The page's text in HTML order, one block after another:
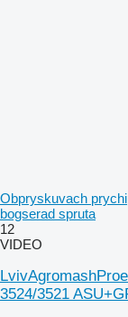
Obpryskuvach
bogserad spruta
12
VIDEO
3524/3521